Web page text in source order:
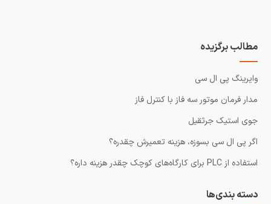
مطالب برگزیده
وایرینگ پی ال سی
مدار فرمان موتور سه فاز با کنترل فاز
جوی استیک جرثقیل
اگر پی ال سی بسوزه، هزینه تعمیرش چقدره؟
استفاده از PLC برای کارگاه‌های کوچک چقدر هزینه داره؟
دسته بندی‌ها